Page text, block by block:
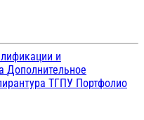
и
Дополнительное
ТГПУ Портфолио